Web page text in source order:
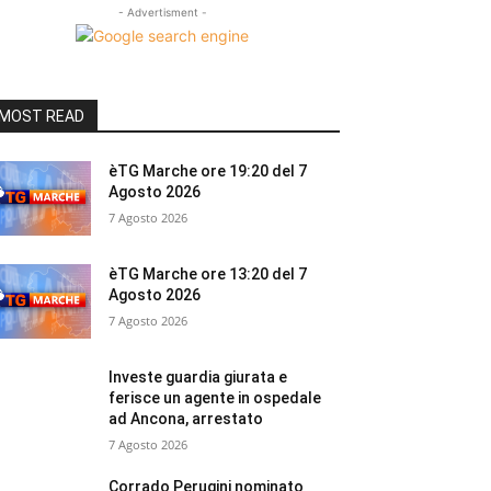
- Advertisment -
READ
èTG Marche ore 19:20 del 7
Agosto 2026
7 Agosto 2026
èTG Marche ore 13:20 del 7
Agosto 2026
7 Agosto 2026
Investe guardia giurata e
ferisce un agente in ospedale
ad Ancona, arrestato
7 Agosto 2026
Corrado Perugini nominato